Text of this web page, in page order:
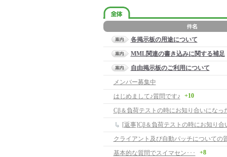
各掲示板の用途について
MML関連の書き込みに関する補足
自由掲示板のご利用について
メンバー募集中
はじめまして♪質問です♪
+10
基本的な質問でスイマセン･･･ +8